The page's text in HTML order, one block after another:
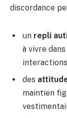
discordance
un repli
à vivre
des
maintien